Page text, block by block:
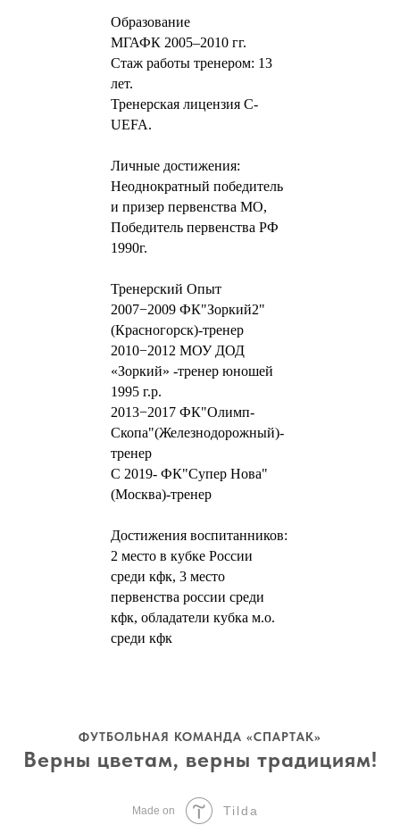
Образование
МГАФК 2005–2010 гг.
Стаж работы тренером: 13
лет.
Тренерская лицензия C-
UEFA.
Личные достижения:
Неоднократный победитель
и призер первенства МО,
Победитель первенства РФ
1990г.
Тренерский Опыт
2007−2009 ФК"Зоркий2"
(Красногорск)-тренер
2010−2012 МОУ ДОД
«Зоркий» -тренер юношей
1995 г.р.
2013−2017 ФК"Олимп-
Скопа"(Железнодорожный)-
тренер
С 2019- ФК"Супер Нова"
(Москва)-тренер
Достижения воспитанников:
2 место в кубке России
среди кфк, 3 место
первенства россии среди
кфк, обладатели кубка м.о.
среди кфк
ФУТБОЛЬНАЯ КОМАНДА «СПАРТАК»
Верны цветам, верны традициям!
Made on Tilda